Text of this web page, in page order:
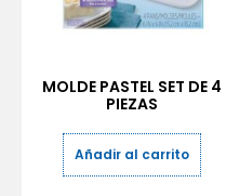
MOLDE PASTEL SET DE 4
PIEZAS
Añadir al carrito